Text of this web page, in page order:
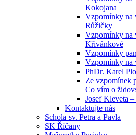
Kokojana
Vzpomínky na
Růžičky
Vzpomínky na
Křivánkové
Vzpomínky
Vzpomínky na
PhDr. Karel
Ze vzpomínek
Co vím o
Josef Kleveta
Kontaktujte nás
Schola sv. Petra a Pavla
SK Říčany